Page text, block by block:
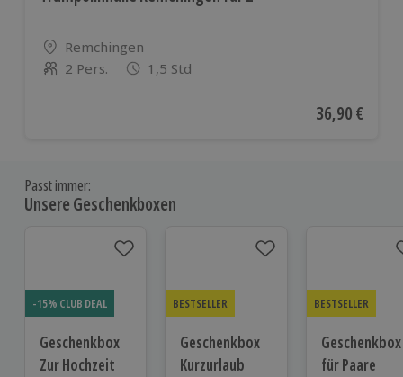
Standort
Remchingen
Anzahl der Teilnehmer
2 Pers. 1,5 Std
Aktueller
36,90 €
Passt immer:
Unsere Geschenkboxen
-15% CLUB DEAL
Geschenkbox
Zur Hochzeit
BESTSELLER
Geschenkbox
Kurzurlaub
BESTSELLER
Geschenkbox
für Paare